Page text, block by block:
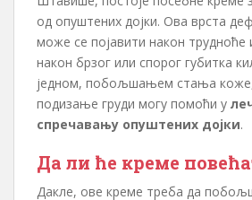
од опуштених дојки. Ова врста
може се појавити након трудноће
након брзог или спорог губитка
једном, побољшањем стања
подизање груди могу помоћи у
спречавању опуштених дојки.
Да ли ће креме
Дакле, ове креме треба да